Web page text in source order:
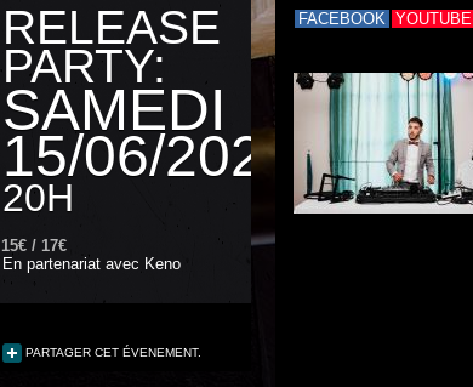
RELEASE
PARTY:
SAMEDI
15/06/2024
20H
15€ / 17€
En partenariat avec Keno
PARTAGER CET ÉVENEMENT.
FACEBOOK YOUTUBE